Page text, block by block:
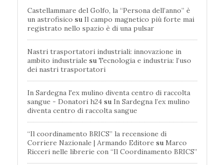
Castellammare del Golfo, la “Persona dell’anno” è
un astrofisico su Il campo magnetico più forte mai
registrato nello spazio è di una pulsar
Nastri trasportatori industriali: innovazione in
ambito industriale su Tecnologia e industria: l’uso
dei nastri trasportatori
In Sardegna l'ex mulino diventa centro di raccolta
sangue - Donatori h24 su In Sardegna l’ex mulino
diventa centro di raccolta sangue
“Il coordinamento BRICS” la recensione di
Corriere Nazionale | Armando Editore su Marco
Ricceri nelle librerie con “Il Coordinamento BRICS”